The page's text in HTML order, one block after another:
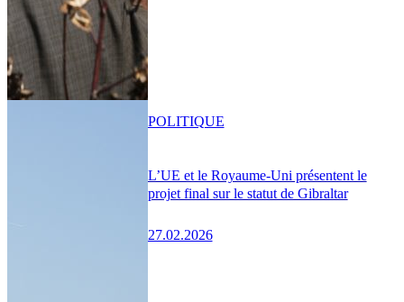
L’UE et le Royaume-Uni présentent le
projet final sur le statut de Gibraltar
27.02.2026
POLITIQUE